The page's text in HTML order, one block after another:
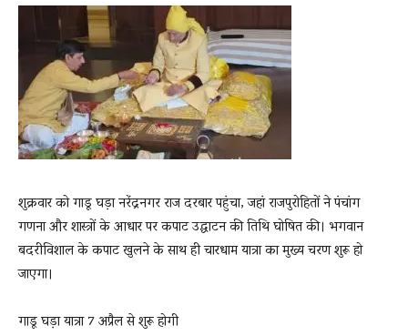
शुक्रवार को गाडू घड़ा नरेंद्रनगर राज दरबार पहुंचा, जहां राजपुरोहितों ने पंचांग
गणना और शास्त्रों के आधार पर कपाट उद्घाटन की तिथि घोषित की। भगवान
बदरीविशाल के कपाट खुलने के साथ ही चारधाम यात्रा का मुख्य चरण शुरू हो
जाएगा।
गाडू घड़ा यात्रा 7 अप्रैल से शुरू होगी